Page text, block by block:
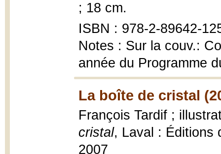
; 18 cm.
ISBN : 978-2-89642-
Notes : Sur la couv.:
année du Programme
La boîte de cristal
François Tardif ;
cristal, Laval : Éditions
2007